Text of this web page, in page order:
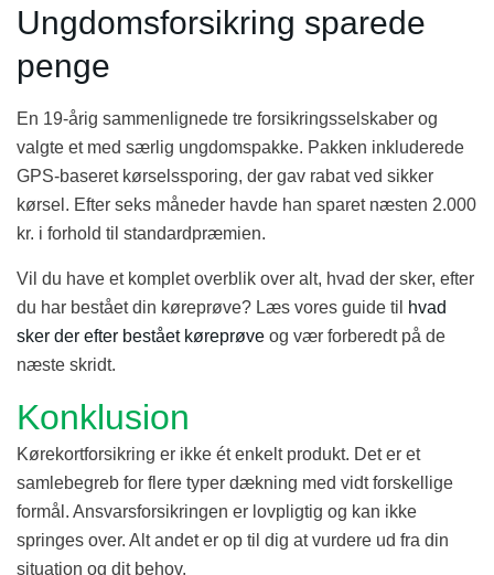
Ungdomsforsikring sparede
penge
En 19-årig sammenlignede tre forsikringsselskaber og
valgte et med særlig ungdomspakke. Pakken inkluderede
GPS-baseret kørselssporing, der gav rabat ved sikker
kørsel. Efter seks måneder havde han sparet næsten 2.000
kr. i forhold til standardpræmien.
Vil du have et komplet overblik over alt, hvad der sker, efter
du har bestået din køreprøve? Læs vores guide til
hvad
sker der efter bestået køreprøve og vær forberedt på de
næste skridt.
Konklusion
Kørekortforsikring er ikke ét enkelt produkt. Det er et
samlebegreb for flere typer dækning med vidt forskellige
formål. Ansvarsforsikringen er lovpligtig og kan ikke
springes over. Alt andet er op til dig at vurdere ud fra din
situation og dit behov.